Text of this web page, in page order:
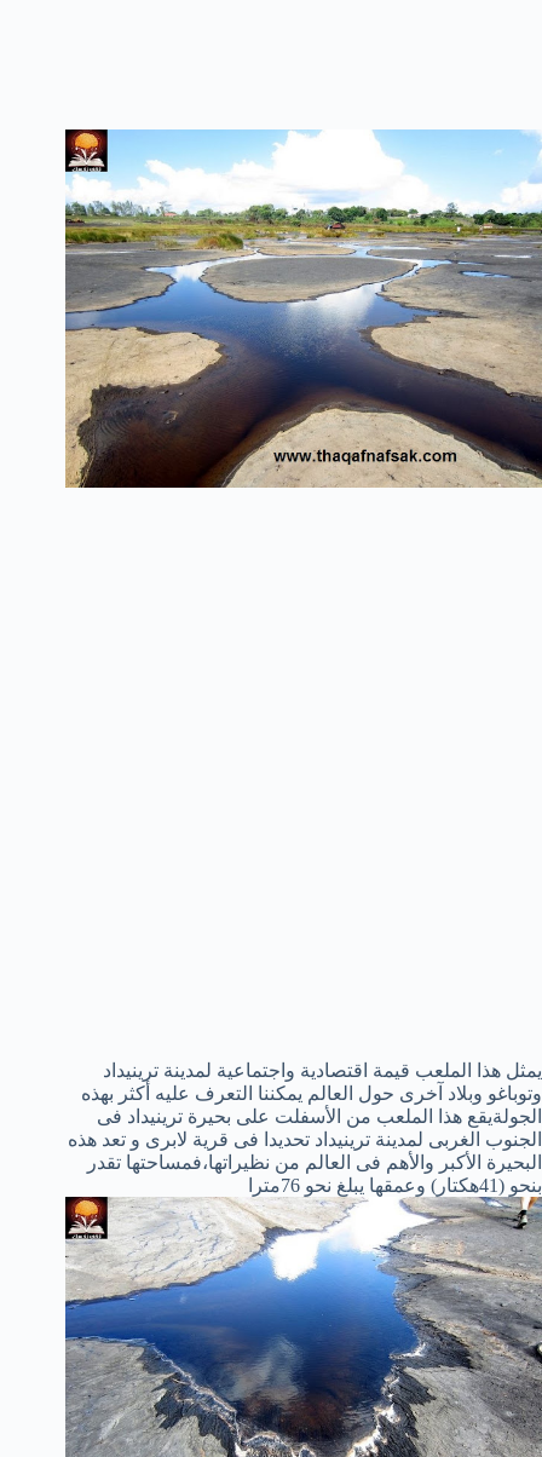
يمثل هذا الملعب قيمة اقتصادية واجتماعية لمدينة ترينيداد
وتوباغو وبلاد آخرى حول العالم يمكننا التعرف عليه أكثر بهذه
الجولةيقع هذا الملعب من الأسفلت على بحيرة ترينيداد فى
الجنوب الغربى لمدينة ترينيداد تحديدا فى قرية لابرى و تعد هذه
البحيرة الأكبر والأهم فى العالم من نظيراتها،فمساحتها تقدر
بنحو (41هكتار) وعمقها يبلغ نحو 76مترا